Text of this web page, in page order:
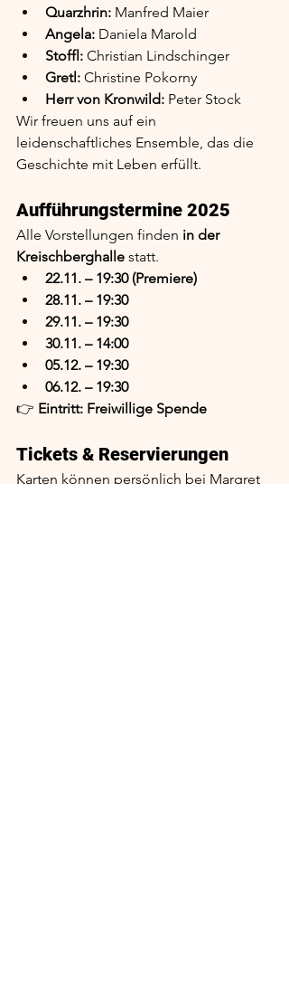
Quarzhrin: Manfred Maier
Angela: Daniela Marold
Stoffl: Christian Lindschinger
Gretl: Christine Pokorny
Herr von Kronwild: Peter Stock
Wir freuen uns auf ein
leidenschaftliches Ensemble, das die
Geschichte mit Leben erfüllt.
Aufführungstermine 2025
Alle Vorstellungen finden in der
Kreischberghalle statt.
22.11. – 19:30 (Premiere)
28.11. – 19:30
29.11. – 19:30
30.11. – 14:00
05.12. – 19:30
06.12. – 19:30
👉 Eintritt: Freiwillige Spende
Tickets & Reservierungen
Karten können persönlich bei Margret